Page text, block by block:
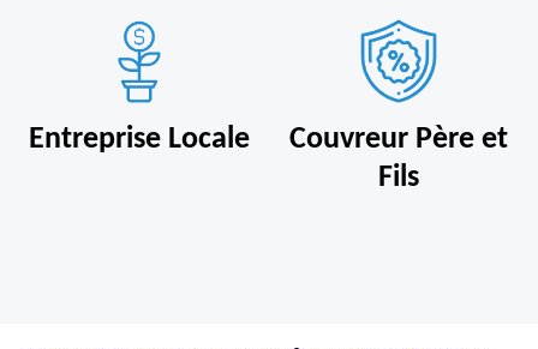
Entreprise Locale
Couvreur Père et
Fils